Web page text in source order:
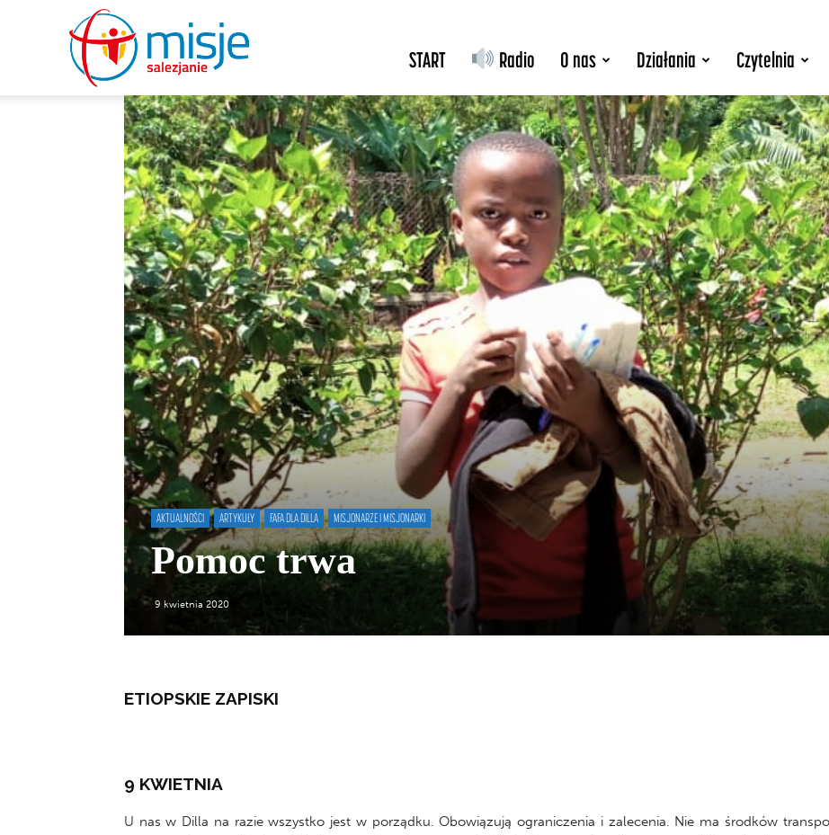
salezjanie
START Radio O nas Działania Czytelnia
AKTUALNOŚCI ARTYKUŁY FAFA DLA DILLA MISJONARZE I MISJONARKI
Pomoc trwa
9 kwietnia 2020
ETIOPSKIE ZAPISKI
9 KWIETNIA
U nas w Dilla na razie wszystko jest w porządku. Obowiązują ograniczenia i zalecenia. Nie ma środków